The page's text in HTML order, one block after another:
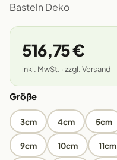
Basteln Deko
516,75 €
inkl. MwSt. · zzgl. Versand
Größe
3cm 4cm 5cm
9cm 10cm 11cm